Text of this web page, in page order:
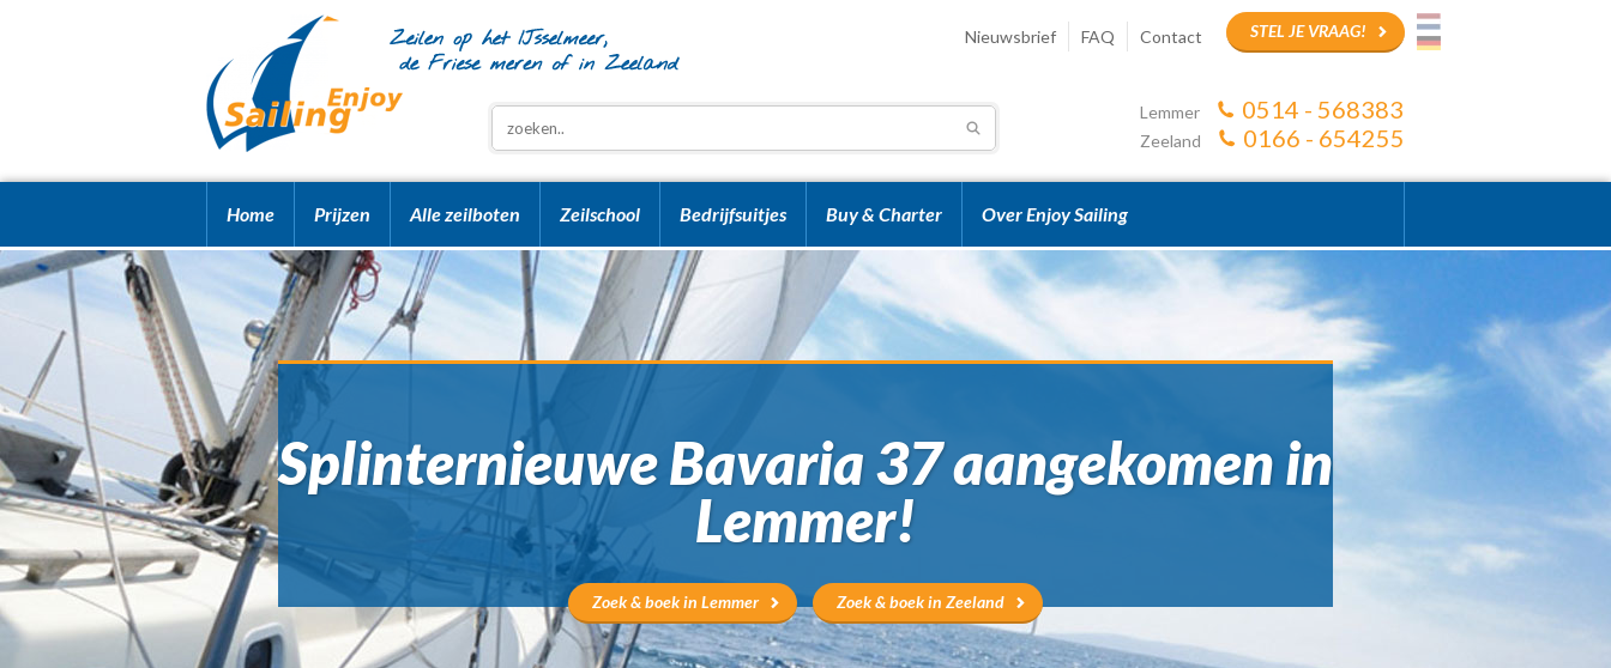
STEL JE VRAAG!
Nieuwsbrief FAQ Contact
Lemmer 0514 - 568383
Zeeland 0166 - 654255
Home Prijzen Alle zeilboten Zeilschool Bedrijfsuitjes Buy & Charter Over Enjoy Sailing
Splinternieuwe Bavaria 37 aangekomen in
Lemmer!
Zoek & boek in Lemmer Zoek & boek in Zeeland